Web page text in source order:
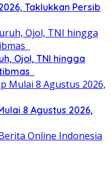
Taklukkan Persib
Ojol, TNI hingga
8 Agustus 2026,